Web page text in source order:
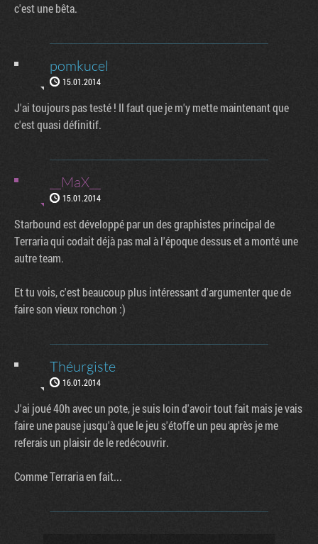
c'est une bêta.
pomkucel
15.01.2014
J'ai toujours pas testé ! Il faut que je m'y mette maintenant que
c'est quasi définitif.
__MaX__
15.01.2014
Starbound est développé par un des graphistes principal de
Terraria qui codait déjà pas mal à l'époque dessus et a monté une
autre team.
Et tu vois, c'est beaucoup plus intéressant d'argumenter que de
faire son vieux ronchon :)
Théurgiste
16.01.2014
J'ai joué 40h avec un pote, je suis loin d'avoir tout fait mais je vais
faire une pause jusqu'à que le jeu s'étoffe un peu après je me
referais un plaisir de le redécouvrir.
Comme Terraria en fait...